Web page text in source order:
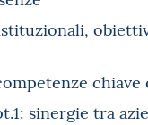
sinergie tra